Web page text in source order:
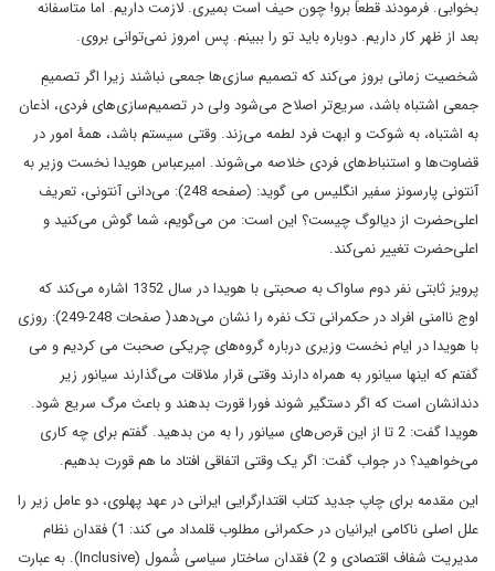
بخوابی. فرمودند قطعاً برو! چون حیف است بمیری. لازمت داریم. اما متاسفانه
بعد از ظهر کار داریم. دوباره باید تو را ببینم. پس امروز نمی‌توانی بروی.
شخصیت زمانی بروز می‌کند که تصمیم سازی‌ها جمعی نباشند زیرا اگر تصمیمِ
جمعی اشتباه باشد، سریع‌تر اصلاح می‌شود ولی در تصمیم‌سازی‌های فردی، اذعان
به اشتباه، به شوکت و ابهت فرد لطمه می‌زند. وقتی سیستم باشد، همۀ امور در
قضاوت‌ها و استنباط‌های فردی خلاصه می‌شوند. امیرعباس هویدا نخست وزیر به
آنتونی پارسونز سفیر انگلیس می گوید: (صفحه 248): می‌دانی آنتونی، تعریف
اعلی‌حضرت از دیالوگ چیست؟ این است: من می‌گویم، شما گوش می‌کنید و
اعلی‌حضرت تغییر نمی‌کند.
پرویز ثابتی نفر دوم ساواک به صحبتی با هویدا در سال 1352 اشاره می‌کند که
اوج ناامنی افراد در حکمرانی تک نفره را نشان می‌دهد( صفحات 248-249): روزی
با هویدا در ایام نخست وزیری درباره گروه‌های چریکی صحبت می کردیم و می
گفتم که اینها سیانور به همراه دارند وقتی قرار ملاقات می‌گذارند سیانور زیر
دندانشان است که اگر دستگیر شوند فورا قورت بدهند و باعث مرگ سریع شود.
هویدا گفت: 2 تا از این قرص‌های سیانور را به من بدهید. گفتم برای چه کاری
می‌خواهید؟ در جواب گفت: اگر یک وقتی اتفاقی افتاد ما هم قورت بدهیم.
این مقدمه برای چاپ جدید کتاب اقتدارگرایی ایرانی در عهد پهلوی، دو عامل زیر را
علل اصلی ناکامی ایرانیان در حکمرانی مطلوب قلمداد می کند: 1) فقدان نظام
مدیریت شفاف اقتصادی و 2) فقدان ساختار سیاسی شُمول (Inclusive). به عبارت